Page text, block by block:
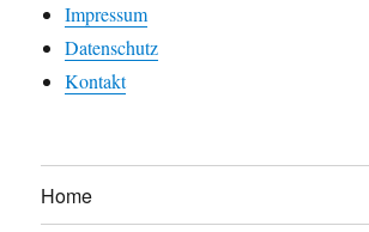
Impressum
Datenschutz
Kontakt
Home